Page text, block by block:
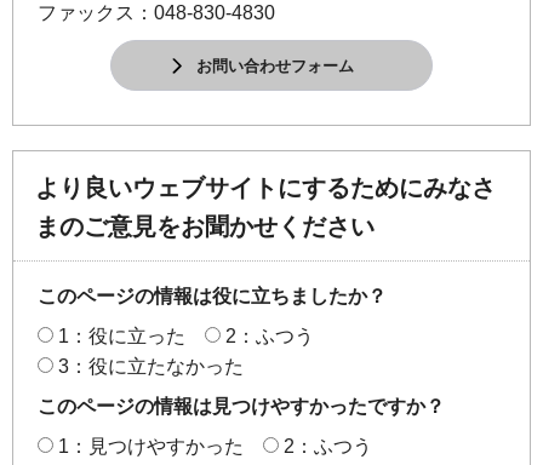
ファックス：048-830-4830
お問い合わせフォーム
より良いウェブサイトにするためにみなさ
まのご意見をお聞かせください
このページの情報は役に立ちましたか？
1：役に立った
2：ふつう
3：役に立たなかった
このページの情報は見つけやすかったですか？
1：見つけやすかった
2：ふつう